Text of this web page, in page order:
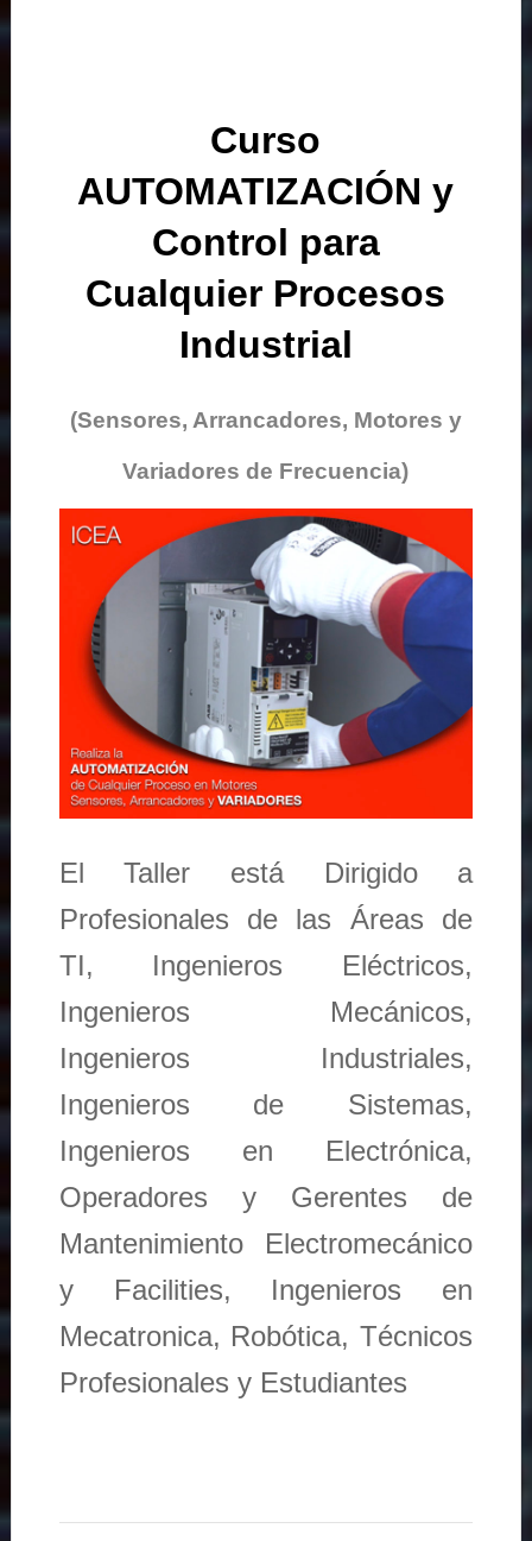
Curso
AUTOMATIZACIÓN y
Control para
Cualquier Procesos
Industrial
(Sensores, Arrancadores, Motores y
Variadores de Frecuencia)
El Taller está Dirigido a
Profesionales de las Áreas de
TI, Ingenieros Eléctricos,
Ingenieros Mecánicos,
Ingenieros Industriales,
Ingenieros de Sistemas,
Ingenieros en Electrónica,
Operadores y Gerentes de
Mantenimiento Electromecánico
y Facilities, Ingenieros en
Mecatronica, Robótica, Técnicos
Profesionales y Estudiantes